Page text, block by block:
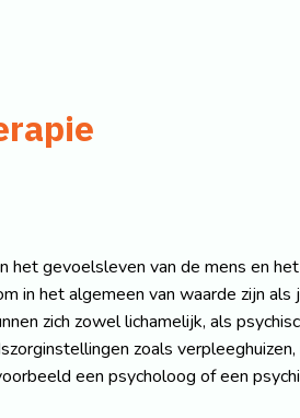
gevoelsleven van de mens en
in het algemeen van waarde zijn
zich zowel lichamelijk, als
zoals
een psycholoog of een